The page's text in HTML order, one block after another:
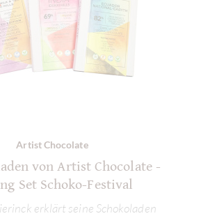
Artist Chocolate
von Artist Chocolate -
Set Schoko-Festival
erklärt seine Schokoladen